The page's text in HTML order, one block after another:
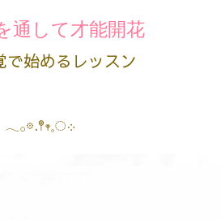
通して才能開花
で始めるレッスン
𓂃𓂂𖡼.𖤣𖥧𓈒◌܀